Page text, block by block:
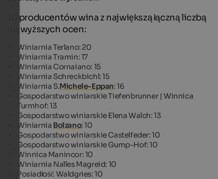
10 producentów wina z największą łączną liczbą
najwyższych ocen:
Winiarnia Terlano: 20
Winiarnia Tramin: 17
Winiarnia Cornaiano: 15
Winiarnia Schreckbichl: 15
Winiarnia S.Michele-Eppan: 16
Gospodarstwo winiarskie Tiefenbrunner | Winnica
Turmhof: 13
Gospodarstwo winiarskie Elena Walch: 13
Winiarnia Bolzano: 10
Gospodarstwo winiarskie Castelfeder: 10
Gospodarstwo winiarskie Gump-Hof: 10
Winnica Manincor: 10
Winiarnia Nalles Magreid: 10
Posiadłość Waldgries: 10